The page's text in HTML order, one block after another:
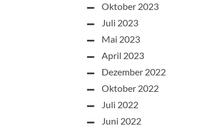
Oktober 2023
Juli 2023
Mai 2023
April 2023
Dezember 2022
Oktober 2022
Juli 2022
Juni 2022